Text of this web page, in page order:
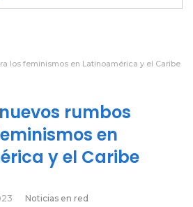
los feminismos en Latinoamérica y el Caribe
nuevos rumbos
en
y el Caribe
Noticias en red